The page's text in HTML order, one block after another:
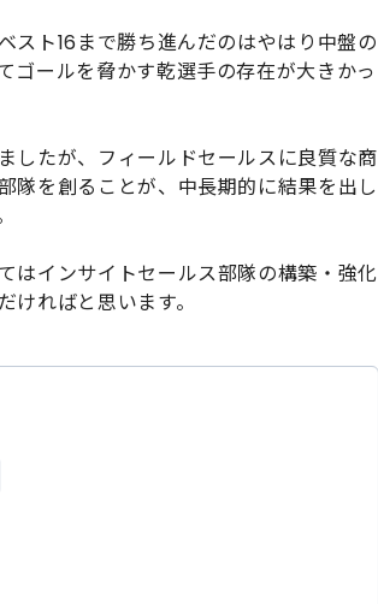
スト16まで勝ち進んだのはやはり中盤の
ゴールを脅かす乾選手の存在が大きかっ
したが、フィールドセールスに良質な商
隊を創ることが、中長期的に結果を出し
はインサイトセールス部隊の構築・強化
ればと思います。